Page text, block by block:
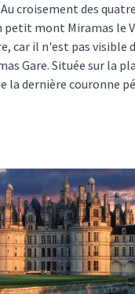
croisement des
petit mont Miramas le
car il n'est pas visible
Gare. Située sur la
la dernière couronne